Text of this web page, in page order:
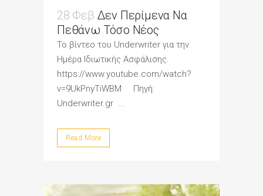
28 Φεβ Δεν Περίμενα Να
Πεθάνω Τόσο Νέος
Το βίντεο του Underwriter για την
Ημέρα Ιδιωτικής Ασφάλισης.
https://www.youtube.com/watch?
v=9UkPnyTiWBM Πηγή:
Underwriter.gr ...
Read More